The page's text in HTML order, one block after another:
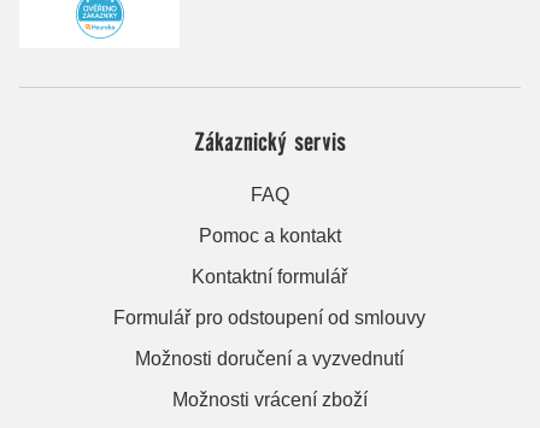
Zákaznický servis
FAQ
Pomoc a kontakt
Kontaktní formulář
Formulář pro odstoupení od smlouvy
Možnosti doručení a vyzvednutí
Možnosti vrácení zboží